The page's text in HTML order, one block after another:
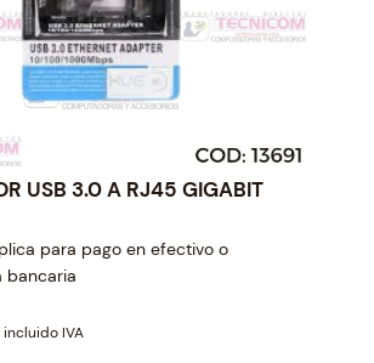
USB 3.0 A RJ45 GIGABIT
para pago en efectivo o
bancaria
Cincluido IVA